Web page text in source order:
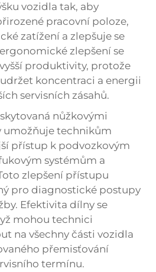
vozidla tak, aby
pracovní poloze,
zatížení a zlepšuje se
zlepšení se
produktivity, protože
koncentraci a energii
servisních zásahů.
nůžkovými
umožňuje technikům
přístup k podvozkovým
systémům a
zlepšení přístupu
pro diagnostické postupy
Efektivita dílny se
mohou technici
na všechny části vozidla
přemisťování
termínu.